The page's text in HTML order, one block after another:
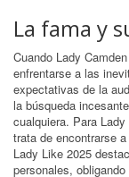
La fama y
Cuando Lady
enfrentarse a las
expectativas de la
la búsqueda
cualquiera. Para
trata de encontrarse
Lady Like 2025
personales,